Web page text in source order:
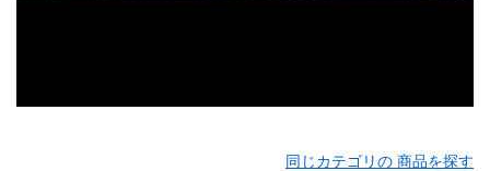
同じカテゴリの 商品を探す